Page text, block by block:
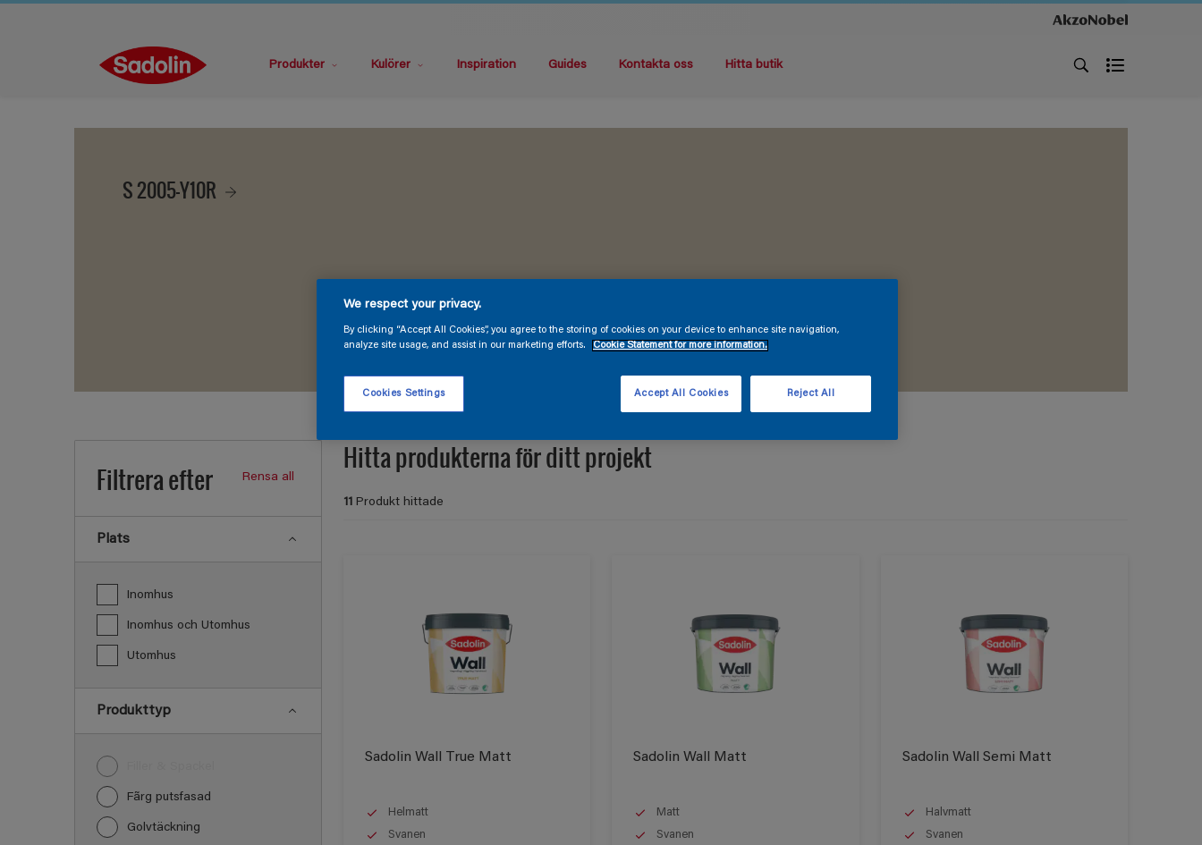
Produkter Kulörer Inspiration Guides Kontakta oss Hitta butik
S 2005-Y10R
Filtrera efter Rensa all
Plats
Inomhus
Inomhus och Utomhus
Utomhus
Produkttyp
Fãrg putsfasad
Golvtäckning
Hitta produkterna för ditt projekt
11 Produkt hittade
Sadolin Wall True Matt
Helmatt
Svanen
Sadolin Wall Matt
Matt
Svanen
Sadolin Wall Semi Matt
Halvmatt
Svanen
We respect your privacy.
By clicking “Accept All Cookies”, you agree to the storing of cookies on your device to enhance site navigation,
analyze site usage, and assist in our marketing efforts.
Cookie Statement for more information.
Reject All
Accept All Cookies
Cookies Settings